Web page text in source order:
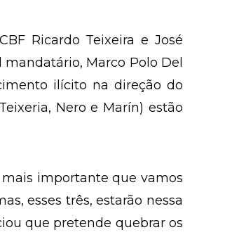
Ricardo Teixeira e José
Marco Polo Del
ilícito na direção do
Nero e Marín) estão
importante que vamos
esses três, estarão nessa
que pretende quebrar os